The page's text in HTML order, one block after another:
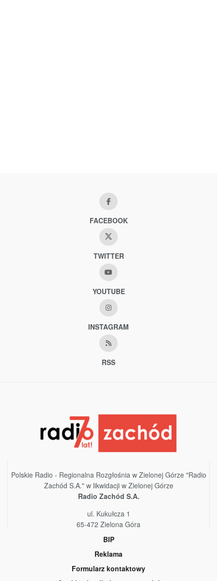
FACEBOOK
TWITTER
YOUTUBE
INSTAGRAM
RSS
Polskie Radio - Regionalna Rozgłośnia w Zielonej Górze "Radio
Zachód S.A." w likwidacji w Zielonej Górze
Radio Zachód S.A.
ul. Kukułcza 1
65-472 Zielona Góra
BIP
Reklama
Formularz kontaktowy